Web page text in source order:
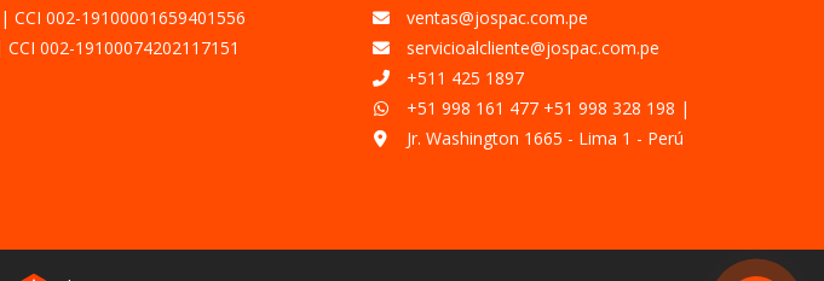
CCI 002-19100001659401556
CCI 002-19100074202117151
ventas@jospac.com.pe
servicioalcliente@jospac.com.pe
+511 425 1897
+51 998 161 477 +51 998 328 198 |
Jr. Washington 1665 - Lima 1 - Perú